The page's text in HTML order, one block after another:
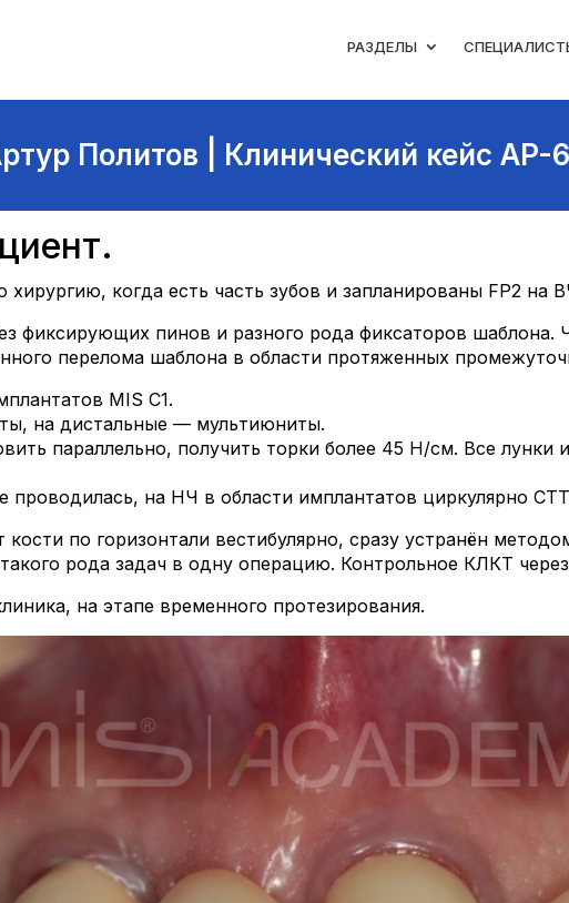
РАЗДЕЛЫ
Политов | Клинический кейс AP-
когда есть часть зубов и запланированы FP2 на
фиксирующих пинов и разного рода фиксаторов шаблона.
перелома шаблона в области протяженных
MIS C1.
на дистальные — мультиюниты.
параллельно, получить торки более 45 Н/см. Все лунки
проводилась, на НЧ в области имплантатов циркулярно
по горизонтали вестибулярно, сразу устранён
рода задач в одну операцию. Контрольное КЛКТ
на этапе временного протезирования.